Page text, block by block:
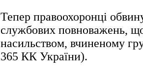
Тепер правоохоронці
службових повноважень,
насильством, вчиненому
365 КК України).